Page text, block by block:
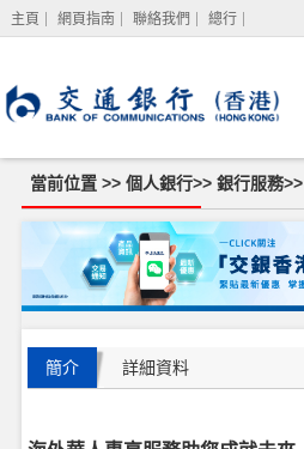
主頁 網頁指南 聯絡我們 總行
當前位置 >> 個人銀行>> 銀行服務>>
簡介 詳細資料